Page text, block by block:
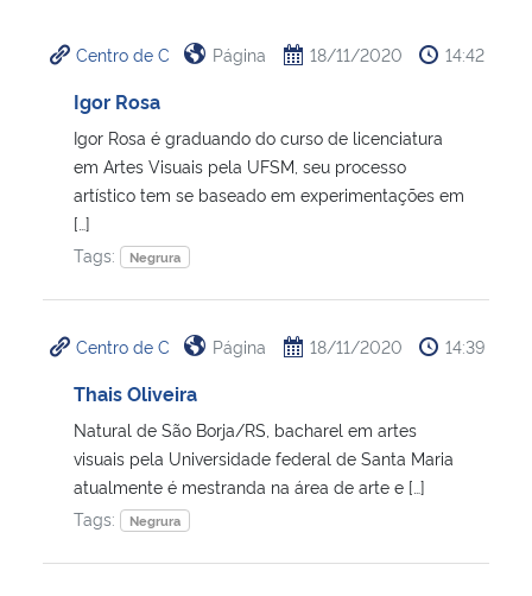
Ministério da Cidadania
Ministério da Saúde
Ministério de Minas e Energia
Ministério da Ciência, Tecnologia, Inovações e Comunicações
Ministério do Meio Ambiente
Ministério do Desenvolvimento Regional
Controladoria-Geral da União
Centro de C Página 18/11/2020 14:42
Igor Rosa
Igor Rosa é graduando do curso de licenciatura
em Artes Visuais pela UFSM, seu processo
artístico tem se baseado em experimentações em
[…]
Tags:
Negrura
Centro de C Página 18/11/2020 14:39
Thais Oliveira
Natural de São Borja/RS, bacharel em artes
visuais pela Universidade federal de Santa Maria
atualmente é mestranda na área de arte e […]
Tags:
Negrura